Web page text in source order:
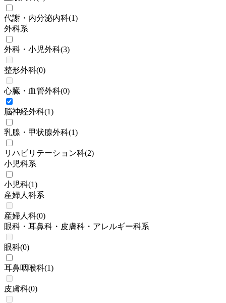
代謝・内分泌内科(1)
外科系
外科・小児外科(3)
整形外科(0)
心臓・血管外科(0)
脳神経外科(1)
乳腺・甲状腺外科(1)
リハビリテーション科(2)
小児科系
小児科(1)
産婦人科系
産婦人科(0)
眼科・耳鼻科・皮膚科・アレルギー科系
眼科(0)
耳鼻咽喉科(1)
皮膚科(0)